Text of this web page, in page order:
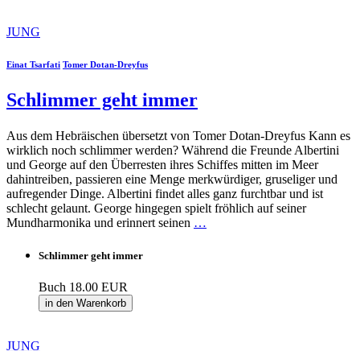
JUNG
Einat Tsarfati Tomer Dotan-Dreyfus
Schlimmer geht immer
Aus dem Hebräischen übersetzt von Tomer Dotan-Dreyfus Kann es
wirklich noch schlimmer werden? Während die Freunde Albertini
und George auf den Überresten ihres Schiffes mitten im Meer
dahintreiben, passieren eine Menge merkwürdiger, gruseliger und
aufregender Dinge. Albertini findet alles ganz furchtbar und ist
schlecht gelaunt. George hingegen spielt fröhlich auf seiner
Mundharmonika und erinnert seinen …
Schlimmer geht immer
Buch 18.00 EUR
in den Warenkorb
JUNG